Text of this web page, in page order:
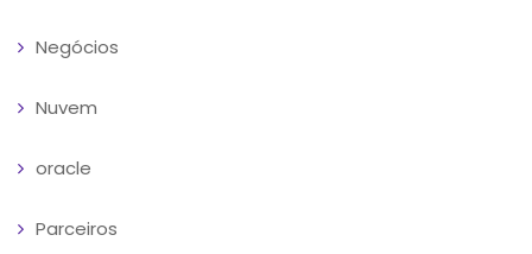
Negócios
Nuvem
oracle
Parceiros